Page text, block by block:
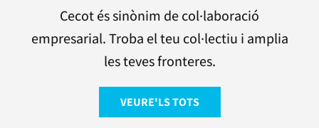
Cecot és sinònim de col·laboració
empresarial. Troba el teu col·lectiu i amplia
les teves fronteres.
VEURE'LS TOTS